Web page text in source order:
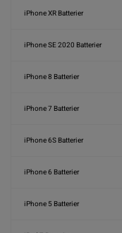
iPhone XR Batterier
iPhone SE 2020 Batterier
iPhone 8 Batterier
iPhone 7 Batterier
iPhone 6S Batterier
iPhone 6 Batterier
iPhone 5 Batterier